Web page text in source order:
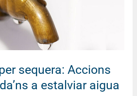
sequera: Accions
a estalviar aigua